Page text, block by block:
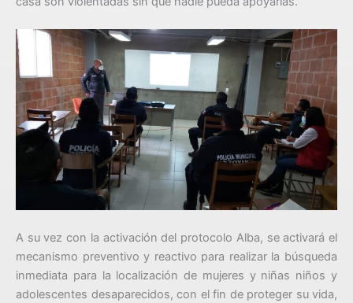
A su vez con la activación del protocolo Alba, se activará el
mecanismo preventivo y reactivo para realizar la búsqueda
inmediata para la localización de mujeres y niñas niños y
adolescentes desaparecidos, con el fin de proteger su vida,